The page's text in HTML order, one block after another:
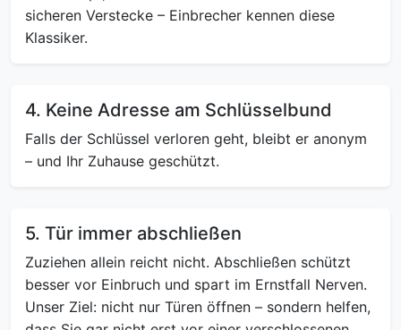
sicheren Verstecke – Einbrecher kennen diese
Klassiker.
4. Keine Adresse am Schlüsselbund
Falls der Schlüssel verloren geht, bleibt er anonym
– und Ihr Zuhause geschützt.
5. Tür immer abschließen
Zuziehen allein reicht nicht. Abschließen schützt
besser vor Einbruch und spart im Ernstfall Nerven.
Unser Ziel: nicht nur Türen öffnen – sondern helfen,